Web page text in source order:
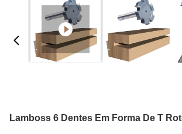
Lamboss 6 Dentes Em Forma De T